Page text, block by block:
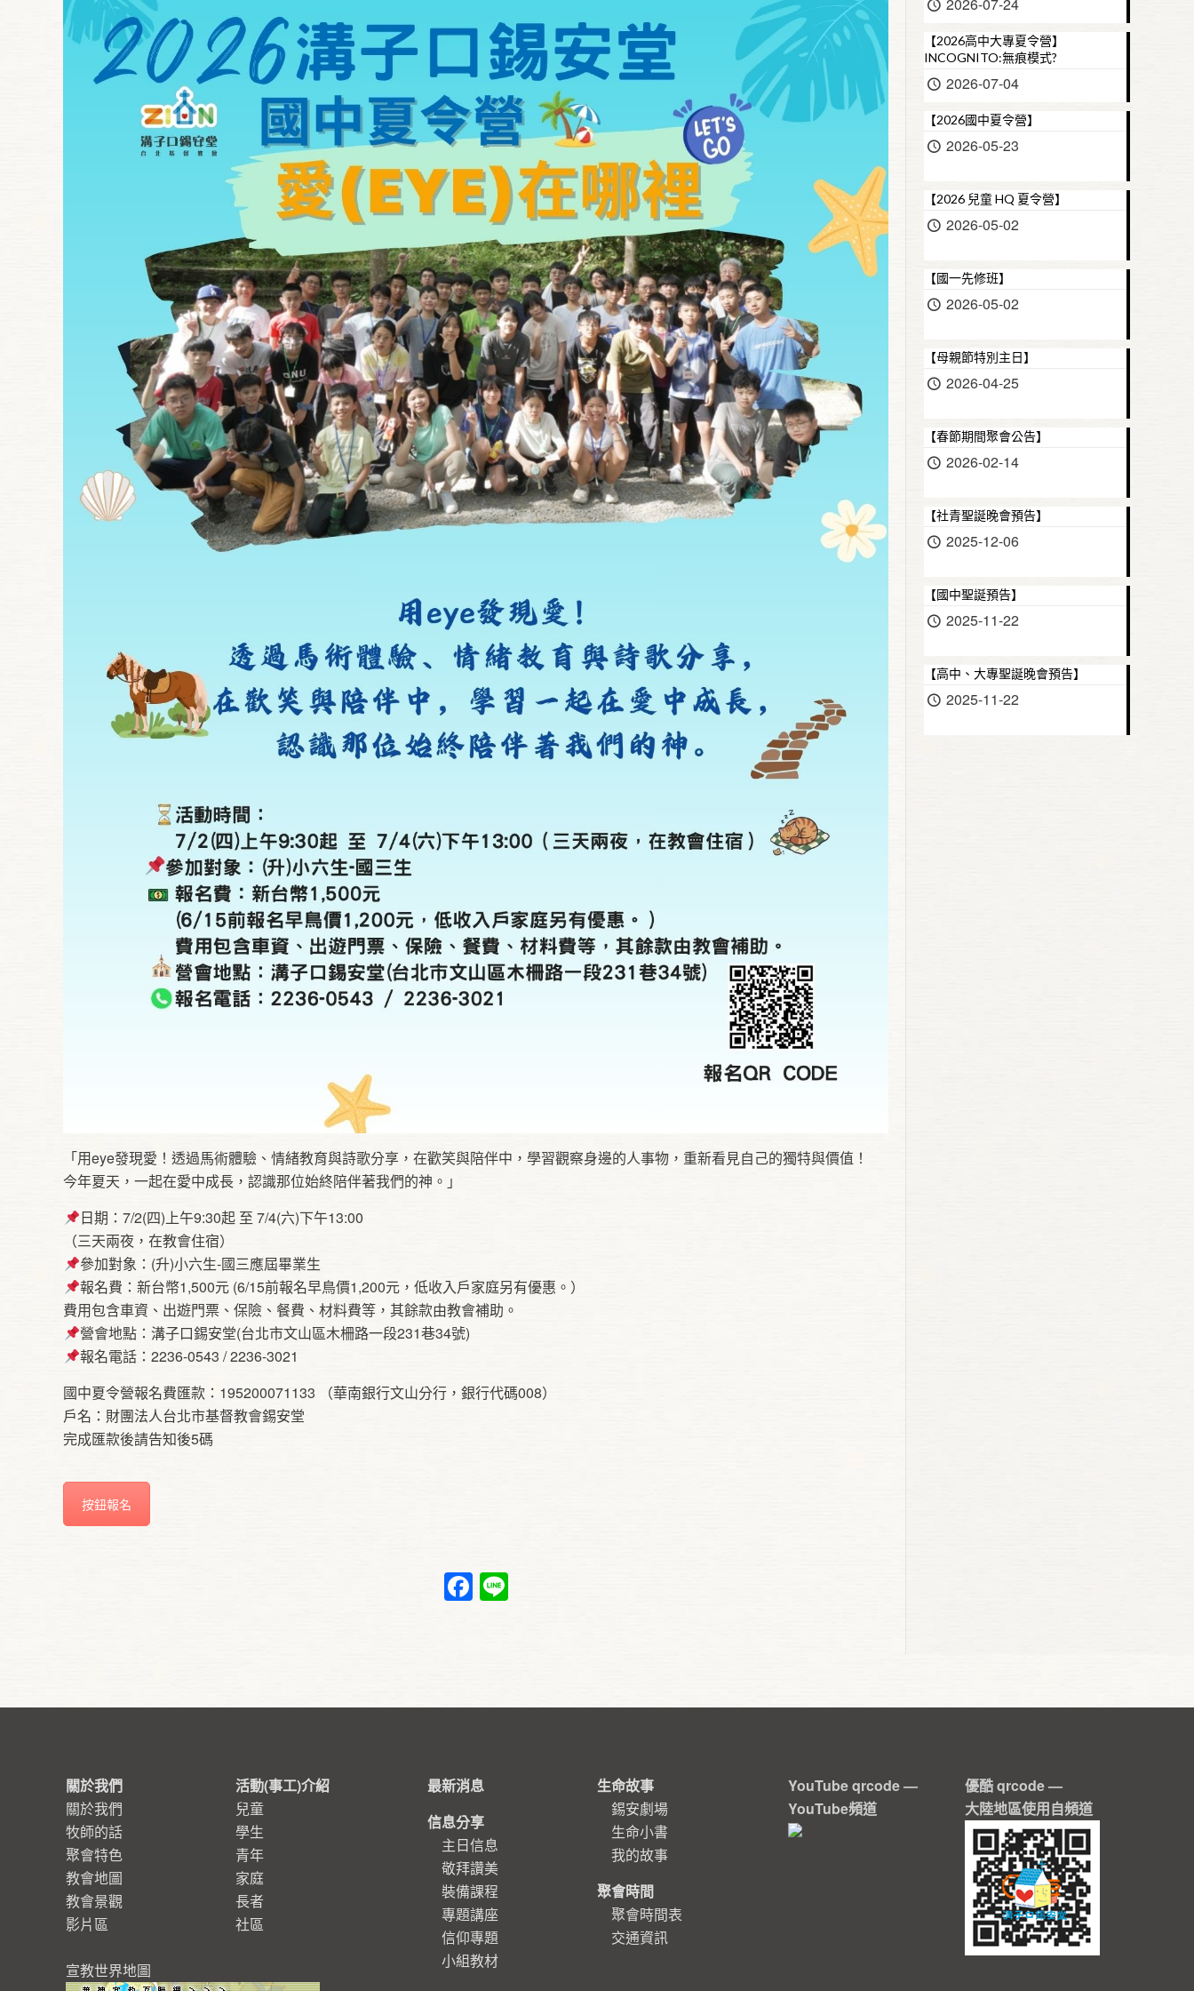
「用eye發現愛！透過馬術體驗、情緒教育與詩歌分享，在歡笑與陪伴中，學習觀察身邊的人事物，重新看見自己的獨特與價值！
今年夏天，一起在愛中成長，認識那位始終陪伴著我們的神。」
日期：7/2(四)上午9:30起 至 7/4(六)下午13:00
（三天兩夜，在教會住宿）
參加對象：(升)小六生-國三應屆畢業生
報名費：新台幣1,500元 (6/15前報名早鳥價1,200元，低收入戶家庭另有優惠。）
費用包含車資、出遊門票、保險、餐費、材料費等，其餘款由教會補助。
營會地點：溝子口錫安堂(台北市文山區木柵路一段231巷34號)
報名電話：2236-0543 / 2236-3021
國中夏令營報名費匯款：195200071133 （華南銀行文山分行，銀行代碼008）
戶名：財團法人台北市基督教會錫安堂
完成匯款後請告知後5碼
按鈕報名
Facebook
Line
【2026高中大專夏令營】
INCOGNITO:無痕模式?
2026-07-04
【2026國中夏令營】
2026-05-23
【2026 兒童 HQ 夏令營】
2026-05-02
【國一先修班】
2026-05-02
【母親節特別主日】
2026-04-25
【春節期間聚會公告】
2026-02-14
【社青聖誕晚會預告】
2025-12-06
【國中聖誕預告】
2025-11-22
【高中、大專聖誕晚會預告】
2025-11-22
關於我們
關於我們
牧師的話
聚會特色
教會地圖
教會景觀
影片區
宣教世界地圖
活動(事工)介紹
兒童
學生
青年
家庭
長者
社區
最新消息
信息分享
主日信息
敬拜讚美
裝備課程
專題講座
信仰專題
小組教材
生命故事
錫安劇場
生命小書
我的故事
聚會時間
聚會時間表
交通資訊
YouTube qrcode —
YouTube頻道
優酷 qrcode —
大陸地區使用自頻道